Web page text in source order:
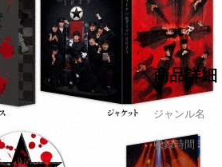
商品詳細
ジャンル名
収録時間